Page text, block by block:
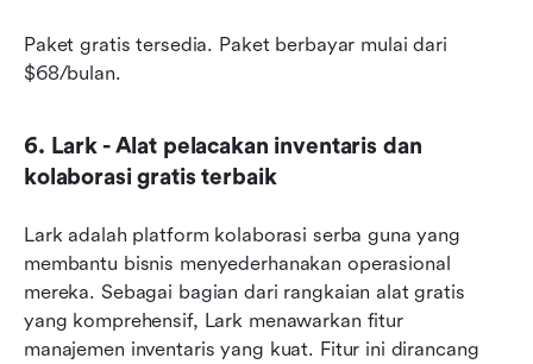
Paket gratis tersedia. Paket berbayar mulai dari
$68/bulan.
6. Lark - Alat pelacakan inventaris dan
kolaborasi gratis terbaik
Lark adalah platform kolaborasi serba guna yang
membantu bisnis menyederhanakan operasional
mereka. Sebagai bagian dari rangkaian alat gratis
yang komprehensif, Lark menawarkan fitur
manajemen inventaris yang kuat. Fitur ini dirancang